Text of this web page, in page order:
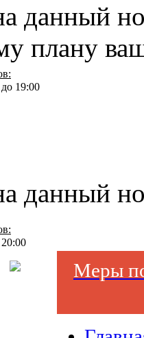
данный
плану
19:00
данный
Меры